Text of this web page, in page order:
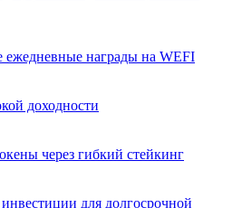
прибыльным
ежедневные награды на WEFI
доходности
через гибкий стейкинг
для долгосрочной